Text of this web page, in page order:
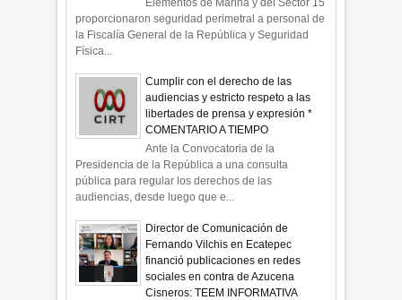
proporcionaron seguridad perimetral a personal de
la Fiscalía General de la República y Seguridad
Física...
Cumplir con el derecho de las
audiencias y estricto respeto a las
libertades de prensa y expresión *
COMENTARIO A TIEMPO
Ante la Convocatoria de la
Presidencia de la República a una consulta
pública para regular los derechos de las
audiencias, desde luego que e...
Director de Comunicación de
Fernando Vilchis en Ecatepec
financió publicaciones en redes
sociales en contra de Azucena
Cisneros: TEEM INFORMATIVA